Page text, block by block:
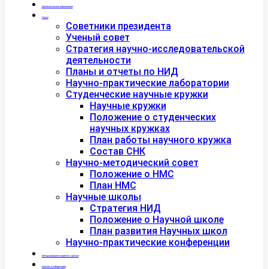
Дополнительное образование
Наука
Советники президента
Ученый совет
Стратегия научно-исследовательской
деятельности
Планы и отчеты по НИД
Научно-практические лаборатории
Студенческие научные кружки
Научные кружки
Положение о студенческих
научных кружках
План работы научного кружка
Состав СНК
Научно-методический совет
Положение о НМС
План НМС
Научные школы
Стратегия НИД
Положение о Научной школе
План развития Научных школ
Научно-практические конференции
Международная академия туризма
Центры и лаборатории